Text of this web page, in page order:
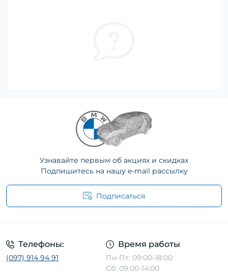
Узнавайте первым об акциях и скидках
Подпишитесь на нашу e-mail рассылку
Подписаться
Телефоны:
(097) 914 94 91
Время работы
Пн-Пт: 09:00-18:00
Сб: 09:00-14:00